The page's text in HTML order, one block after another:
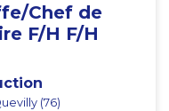
Chef de
F/H F/H
(76)